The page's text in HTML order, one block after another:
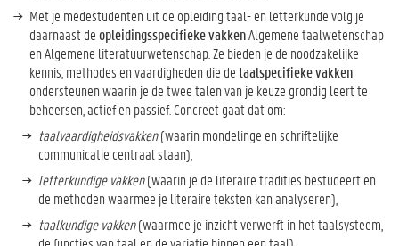
Met je medestudenten uit de opleiding taal- en letterkunde volg je
daarnaast deopleidingsspecifieke vakkenAlgemene taalwetenschap
en Algemene literatuurwetenschap. Ze bieden je de noodzakelijke
kennis, methodes en vaardigheden die detaalspecifieke vakken
ondersteunen waarin je de twee talen van je keuze grondig leert te
beheersen, actief en passief. Concreet gaat dat om:
taalvaardigheidsvakken(waarin mondelinge en schriftelijke
communicatie centraal staan),
letterkundige vakken(waarin je de literaire tradities bestudeert en
de methoden waarmee je literaire teksten kan analyseren),
taalkundige vakken(waarmee je inzicht verwerft in het taalsysteem,